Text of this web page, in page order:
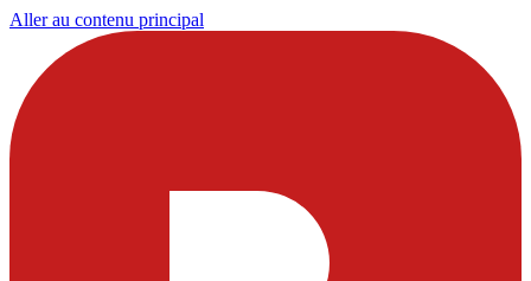
Aller au contenu principal